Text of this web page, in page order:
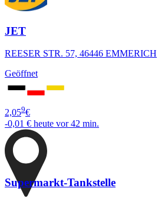
JET
REESER STR. 57, 46446 EMMERICH
Geöffnet
2,059€
-0,01 € heute vor 42 min.
Supermarkt-Tankstelle